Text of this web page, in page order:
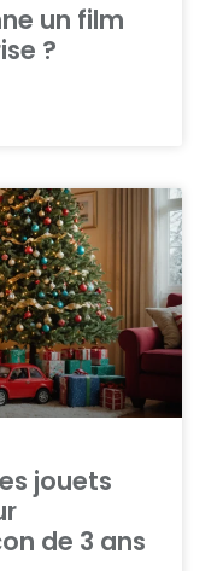
un film
?
jouets
de 3 ans